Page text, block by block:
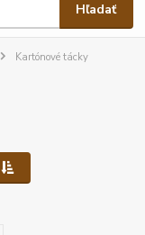
Hľadať
Kartónové tácky